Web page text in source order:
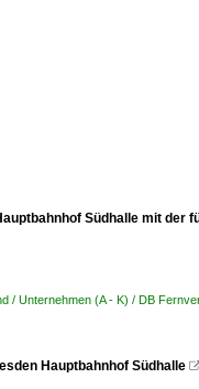
Südhalle mit der
/ Unternehmen (A - K) / DB
Hauptbahnhof Südhalle